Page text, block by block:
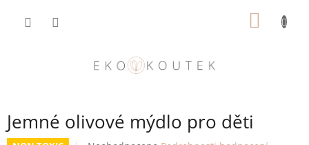
Jemné olivové mýdlo pro děti